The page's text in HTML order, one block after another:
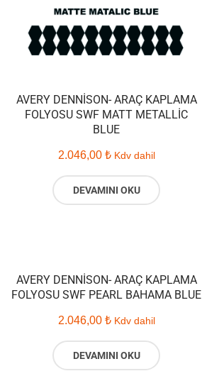
AVERY DENNISON- ARAÇ KAPLAMA
FOLYOSU SWF MATT METALLIC
BLUE
2.046,00 ₺ Kdv dahil
DEVAMINI OKU
AVERY DENNISON- ARAÇ KAPLAMA
FOLYOSU SWF PEARL BAHAMA BLUE
2.046,00 ₺ Kdv dahil
DEVAMINI OKU